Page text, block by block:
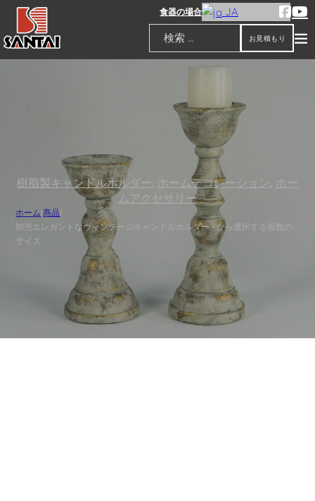
食器の場合 JA
検索
お見積もり
樹脂製キャンドルホルダー, ホームデコレーション, ホー
ムアクセサリー
ホーム/商品/
卸売エレガントなヴィンテージキャンドルホルダー - から選択する複数の
サイズ